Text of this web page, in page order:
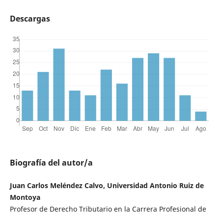
Descargas
Biografía del autor/a
Juan Carlos Meléndez Calvo, Universidad Antonio Ruiz de
Montoya
Profesor de Derecho Tributario en la Carrera Profesional de